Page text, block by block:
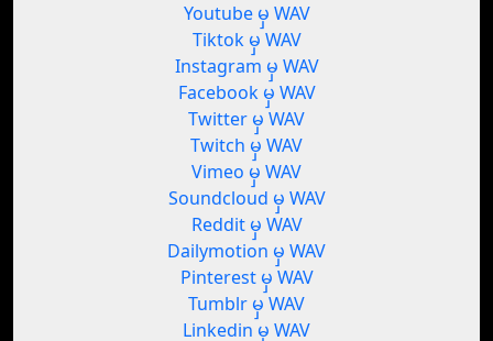
Youtube မှ WAV
Tiktok မှ WAV
Instagram မှ WAV
Facebook မှ WAV
Twitter မှ WAV
Twitch မှ WAV
Vimeo မှ WAV
Soundcloud မှ WAV
Reddit မှ WAV
Dailymotion မှ WAV
Pinterest မှ WAV
Tumblr မှ WAV
Linkedin မှ WAV